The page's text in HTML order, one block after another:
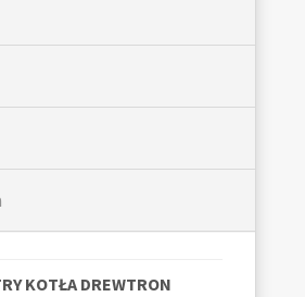
KOTŁA DREWTRON